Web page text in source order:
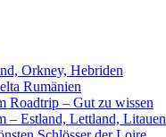
Orkney, Hebriden
Rumänien
Roadtrip – Gut zu wissen
– Estland, Lettland, Litauen